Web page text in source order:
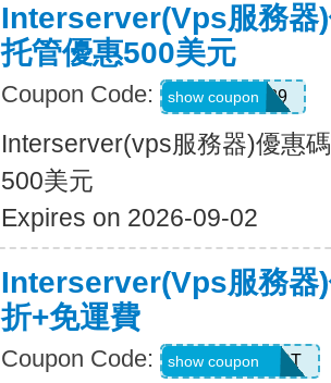
Interserver(vps服務器
托管優惠500美元
Coupon Code: CLOUD89
show coupon
Interserver(vps服務器)優惠
500美元
Expires on 2026-09-02
Interserver(vps服務器
折+免運費
Coupon Code: SERVERHOST
show coupon